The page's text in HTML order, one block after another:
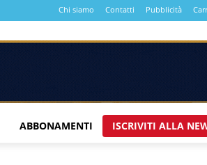
Chi siamo Contatti Pubblicità
ABBONAMENTI ISCRIVITI ALLA